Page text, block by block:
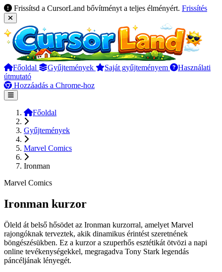
Frissítsd a CursorLand bővítményt a teljes élményért. Frissítés
Főoldal Gyűjtemények Saját gyűjteményem
Használati
útmutató
Hozzáadás a Chrome-hoz
Főoldal
Gyűjtemények
Marvel Comics
Ironman
Marvel Comics
Ironman kurzor
Öleld át belső hősödet az Ironman kurzorral, amelyet Marvel
rajongóknak terveztek, akik dinamikus érintést szeretnének
böngészésükben. Ez a kurzor a szuperhős esztétikát ötvözi a napi
online tevékenységekkel, megragadva Tony Stark legendás
páncéljának lényegét.